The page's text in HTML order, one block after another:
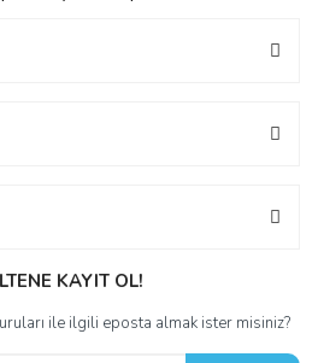
KAYIT OL!
ile ilgili eposta almak ister misiniz?